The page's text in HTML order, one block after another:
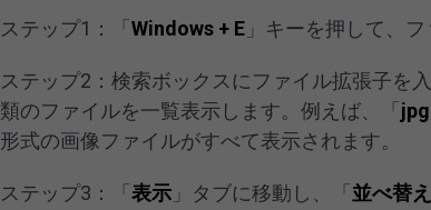
ステップ1：「Windows + E 」キーを押して、
ステップ2：検索ボックスにファイル拡張子を
類のファイルを一覧表示します。例えば、「 jpg
形式の画像ファイルがすべて表示されます。
ステップ3：「表示 」タブに移動し、「 並べ替え